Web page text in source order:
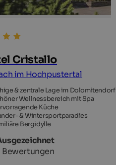
Cristallo
im Hochpustertal
& zentrale Lage im Dolomitendorf
Wellnessbereich mit Spa
Küche
& Wintersportparadies
Bergidylle
Bewertungen